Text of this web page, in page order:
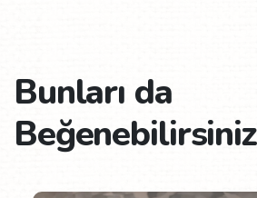
Bunları da
Beğenebilirsiniz